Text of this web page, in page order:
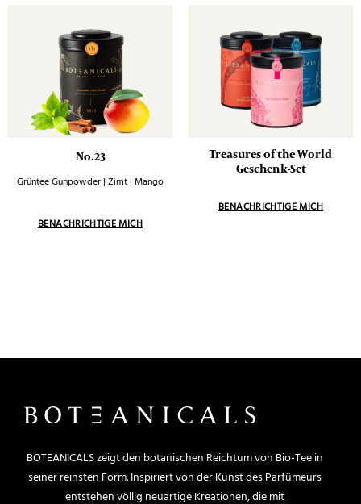
No.23
Grüntee Gunpowder | Zimt | Mango
Treasures of the World
Geschenk-Set
BOTEANICALS zeigt den botanischen Reichtum von Bio-Tee in
seiner reinsten Form. Inspiriert von der Kunst des Parfümeurs
entstehen völlig neuartige Kreationen, die mit